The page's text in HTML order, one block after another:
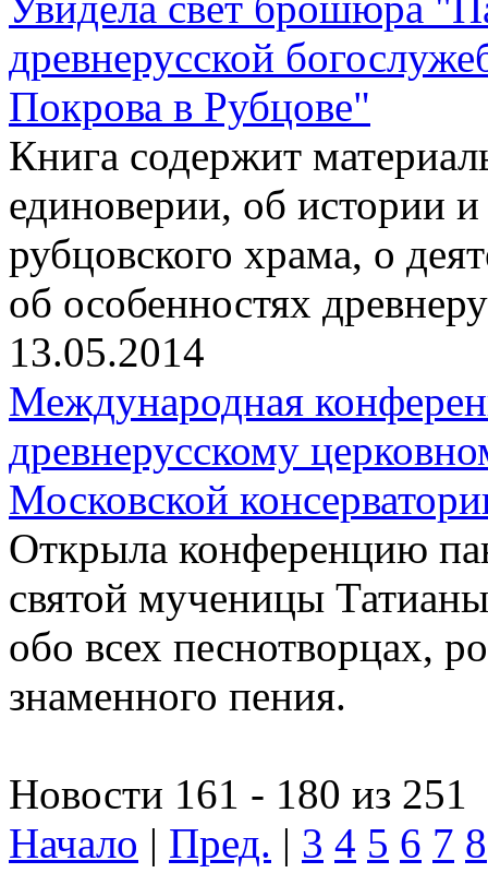
древнерусской
Покрова в Рубцове"
Книга содержит
единоверии, об истории
рубцовского храма, о
об особенностях
13.05.2014
Международная
древнерусскому
Московской
Открыла конференцию
святой мученицы
обо всех песнотворцах,
знаменного пения.
Новости 161 - 180 из 251
Начало | Пред. | 3 4 5 6 7 8